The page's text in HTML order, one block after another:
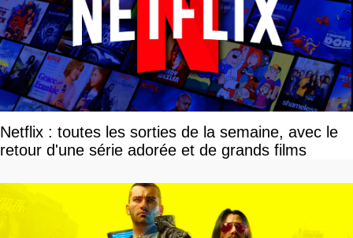
Netflix : toutes les sorties de la semaine, avec le
retour d'une série adorée et de grands films